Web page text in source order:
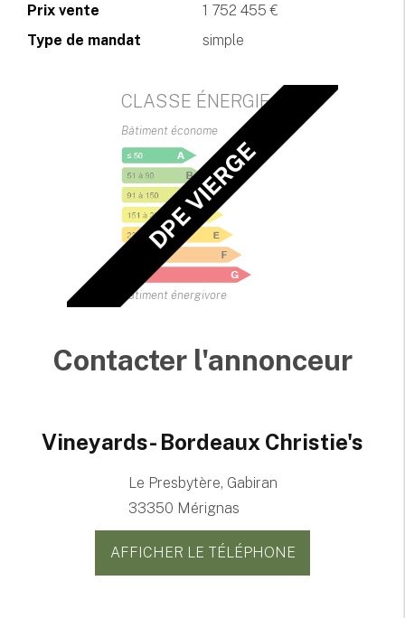
Prix vente
1 752 455 €
Type de mandat
simple
CLASSE ÉNERGIE
Bâtiment économe
Bâtiment énergivore
DPE VIERGE
Contacter l'annonceur
Vineyards- Bordeaux Christie's
Le Presbytère, Gabiran
33350 Mérignas
AFFICHER LE TÉLÉPHONE